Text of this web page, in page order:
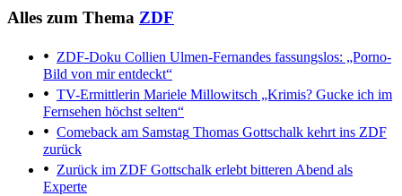
Alles zum Thema ZDF
ZDF-Doku Collien Ulmen-Fernandes fassungslos: „Porno-
Bild von mir entdeckt“
TV-Ermittlerin Mariele Millowitsch „Krimis? Gucke ich im
Fernsehen höchst selten“
Comeback am Samstag Thomas Gottschalk kehrt ins ZDF
zurück
Zurück im ZDF Gottschalk erlebt bitteren Abend als
Experte